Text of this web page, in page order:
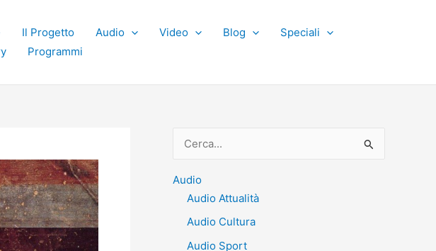
Il Progetto Audio Video Blog
Speciali
Programmi
r
Audio
Audio Attualità
Audio Cultura
Audio Sport